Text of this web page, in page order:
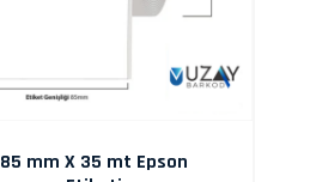
85 mm X 35 mt Epson